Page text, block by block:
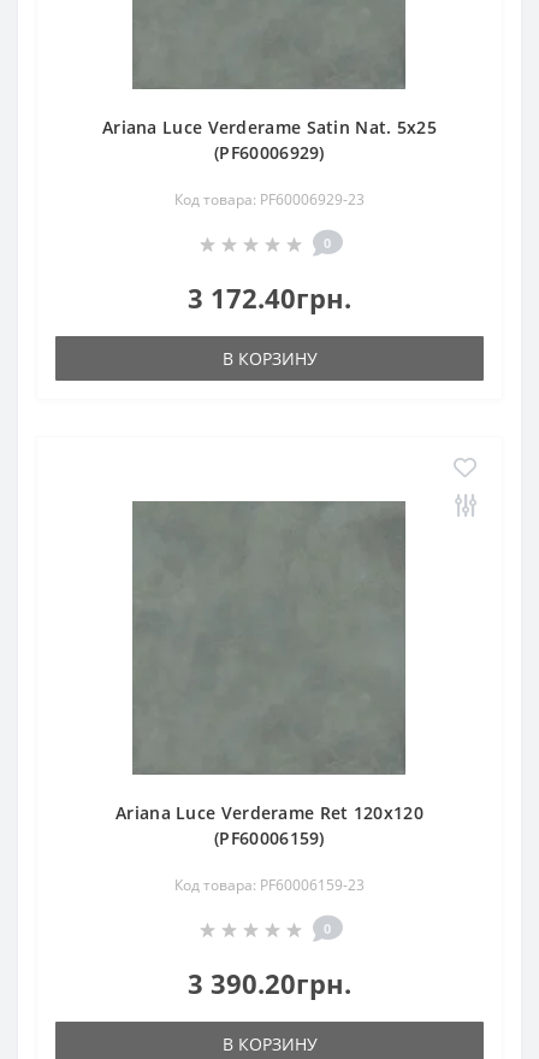
Ariana Luce Verderame Satin Nat. 5х25
(PF60006929)
Код товара: PF60006929-23
0
3 172.40грн.
В КОРЗИНУ
Ariana Luce Verderame Ret 120х120
(PF60006159)
Код товара: PF60006159-23
0
3 390.20грн.
В КОРЗИНУ